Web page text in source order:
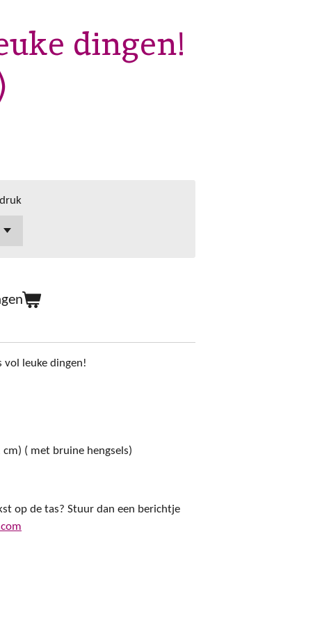
dingen!
leuke dingen!
( met bruine hengsels)
op de tas? Stuur dan een berichtje